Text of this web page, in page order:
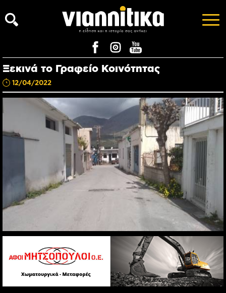
Ξεκινά το Γραφείο Κοινότητας
12/04/2022